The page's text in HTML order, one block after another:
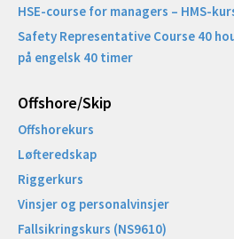
HSE-course for managers – HMS-
Safety Representative Course 40
på engelsk 40 timer
Offshore/Skip​
Offshorekurs
Løfteredskap
Riggerkurs
Vinsjer og personalvinsjer
Fallsikringskurs (NS9610)